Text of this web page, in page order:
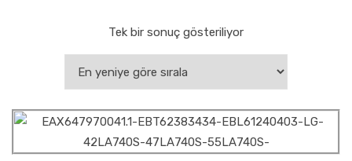
Tek bir sonuç gösteriliyor